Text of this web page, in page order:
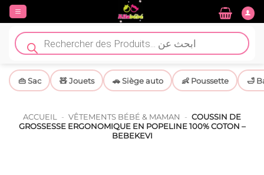
Passer
contenu
Recherche
de
produits
👜 Sac 🧸 Jouets 🚗 Siège auto 👶 Poussette 🛁
ACCUEIL - VÊTEMENTS BÉBÉ & MAMAN - COUSSIN DE
GROSSESSE ERGONOMIQUE EN POPELINE 100% COTON –
BEBEKEVI